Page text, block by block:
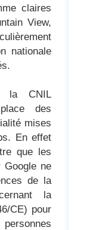
claires
View,
nationale
la CNIL
des
mises
En effet
que les
Google ne
de la
la
CE) pour